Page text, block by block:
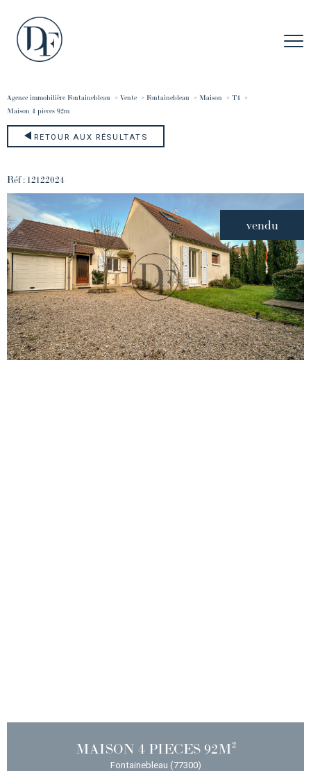
Agence immobilière Fontainebleau Vente Fontainebleau Maison
T4
maison 4 pieces 92m
RETOUR AUX RÉSULTATS
Réf : 12122024
vendu
MAISON 4 PIECES 92M²
Fontainebleau (77300)